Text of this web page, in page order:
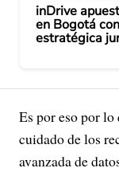
inDrive
en Bogotá
estratégica
Es por eso por
cuidado de los
avanzada de